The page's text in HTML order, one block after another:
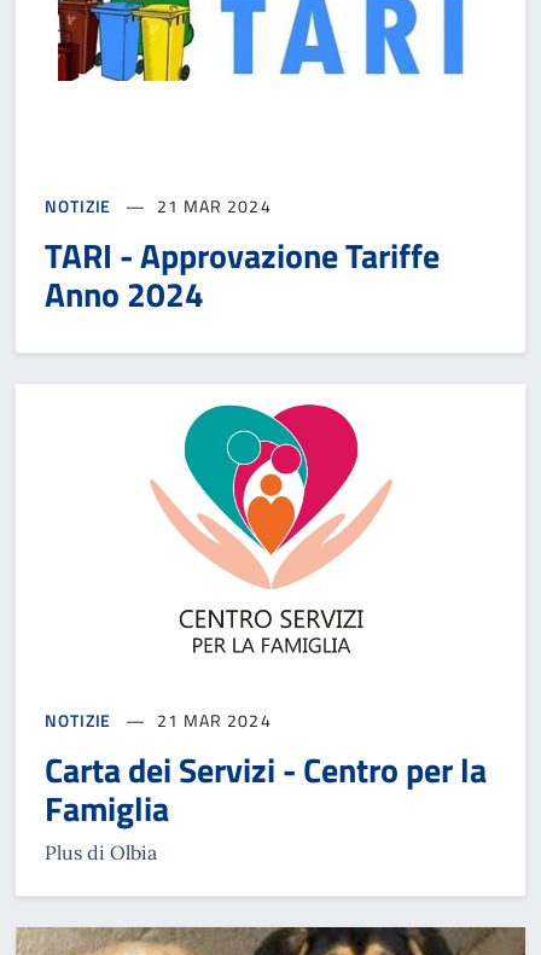
NOTIZIE 21 MAR 2024
TARI - Approvazione Tariffe
Anno 2024
NOTIZIE 21 MAR 2024
Carta dei Servizi - Centro per la
Famiglia
Plus di Olbia